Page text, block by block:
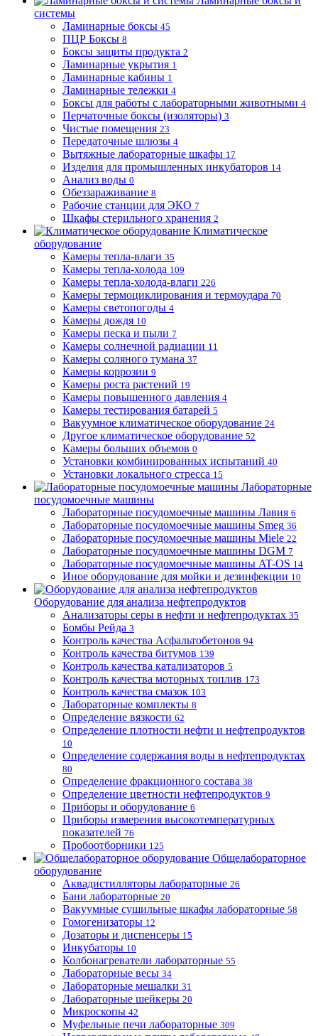
системы
Ламинарные боксы 45
ПЦР Боксы 8
Боксы защиты продукта 2
Ламинарные укрытия 1
Ламинарные кабины 1
Ламинарные тележки 4
Боксы для работы с лабораторными животными 4
Перчаточные боксы (изоляторы) 3
Чистые помещения 23
Передаточные шлюзы 4
Вытяжные лабораторные шкафы 17
Изделия для промышленных инкубаторов 14
Анализ воды 0
Обеззараживание 8
Рабочие станции для ЭКО 7
Шкафы стерильного хранения 2
Климатическое
оборудование
Камеры тепла-влаги 35
Камеры тепла-холода 109
Камеры тепла-холода-влаги 226
Камеры термоциклирования и термоудара 70
Камеры светопогоды 4
Камеры дождя 10
Камеры песка и пыли 7
Камеры солнечной радиации 11
Камеры соляного тумана 37
Камеры коррозии 9
Камеры роста растений 19
Камеры повышенного давления 4
Камеры тестирования батарей 5
Вакуумное климатическое оборудование 24
Другое климатическое оборудование 52
Камеры больших объемов 0
Установки комбинированных испытаний 40
Установки локального стресса 15
Лабораторные
посудомоечные машины
Лабораторные посудомоечные машины Лавия 6
Лабораторные посудомоечные машины Smeg 36
Лабораторные посудомоечные машины Miele 22
Лабораторные посудомоечные машины DGM 7
Лабораторные посудомоечные машины AT-OS 14
Иное оборудование для мойки и дезинфекции 10
Оборудование для анализа нефтепродуктов
Анализаторы серы в нефти и нефтепродуктах 35
Бомбы Рейда 3
Контроль качества Асфальтобетонов 94
Контроль качества битумов 139
Контроль качества катализаторов 5
Контроль качества моторных топлив 173
Контроль качества смазок 103
Лабораторные комплекты 8
Определение вязкости 62
Определение плотности нефти и нефтепродуктов
10
Определение содержания воды в нефтепродуктах
80
Определение фракционного состава 38
Определение цветности нефтепродуктов 9
Приборы и оборудование 6
Приборы измерения высокотемпературных
показателей 76
Пробоотборники 125
Общелабораторное
оборудование
Аквадистилляторы лабораторные 26
Бани лабораторные 20
Вакуумные сушильные шкафы лабораторные 58
Гомогенизаторы 12
Дозаторы и диспенсеры 15
Инкубаторы 10
Колбонагреватели лабораторные 55
Лабораторные весы 34
Лабораторные мешалки 31
Лабораторные шейкеры 20
Микроскопы 42
Муфельные печи лабораторные 309